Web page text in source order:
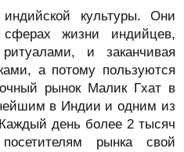
культуры. Они
жизни индийцев,
и заканчивая
а потому пользуются
рынок Малик Гхат в
в Индии и одним из
день более 2 тысяч
рынка свой